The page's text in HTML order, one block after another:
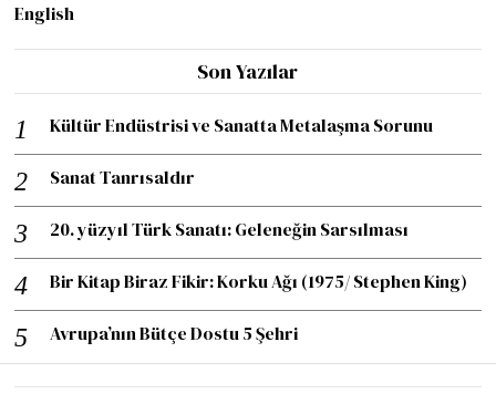
English
Son Yazılar
Kültür Endüstrisi ve Sanatta Metalaşma Sorunu
Sanat Tanrısaldır
20. yüzyıl Türk Sanatı: Geleneğin Sarsılması
Bir Kitap Biraz Fikir: Korku Ağı (1975/ Stephen King)
Avrupa’nın Bütçe Dostu 5 Şehri